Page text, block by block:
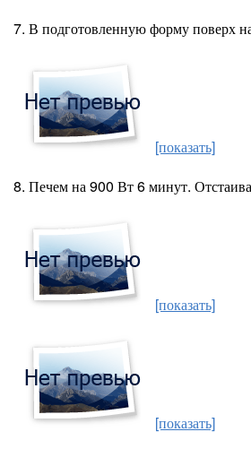
7. В подготовленную форму поверх
[показать]
8. Печем на 900 Вт 6 минут.
[показать]
[показать]